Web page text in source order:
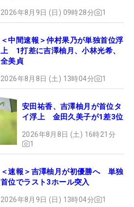
2026年8月9日 (日) 09時28分 1
＜中間速報＞仲村果乃が単独首位浮
上 1打差に吉澤柚月、小林光希、
全美貞
2026年8月8日 (土) 13時04分 1
安田祐香、吉澤柚月が首位タ
イ浮上 金田久美子が1差3位
2026年8月8日 (土) 16時21分
1
＜速報＞吉澤柚月が初優勝へ 単独
首位でラスト3ホール突入
2026年8月9日 (日) 13時04分 1